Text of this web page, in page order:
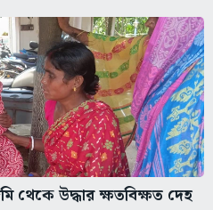
উদ্ধার ক্ষতবিক্ষত দেহ